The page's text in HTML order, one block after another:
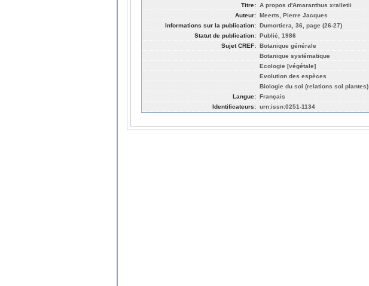
Titre: A propos d'Amaranthus xralletii
Auteur: Meerts, Pierre Jacques
Informations sur la publication: Dumortiera, 36, page (26-27)
Statut de publication: Publié, 1986
Sujet CREF: Botanique générale
Botanique systématique
Ecologie [végétale]
Evolution des espèces
Biologie du sol (relations sol plantes)
Langue: Français
Identificateurs: urn:issn:0251-1134